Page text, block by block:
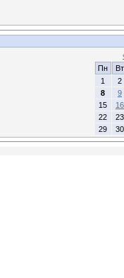
Пн
Вт
1
2
8
9
15
16
22
23
29
30